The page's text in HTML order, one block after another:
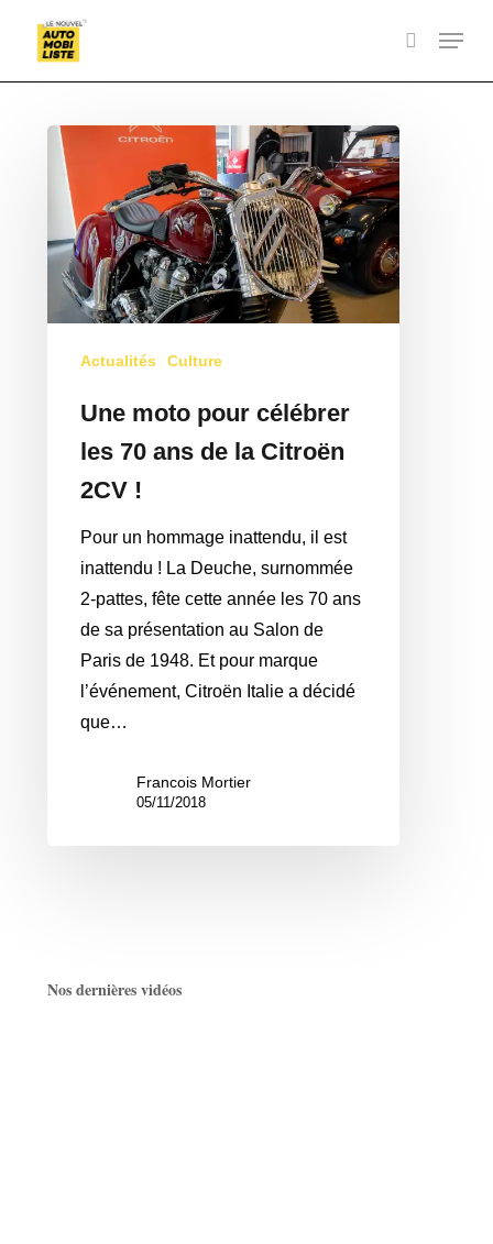
search
Menu
Une
moto
pour
célébrer
les
70
ans
Citroën
Actualités Culture
Une moto pour célébrer
les 70 ans de la Citroën
2CV !
Pour un hommage inattendu, il est
inattendu ! La Deuche, surnommée
2-pattes, fête cette année les 70 ans
de sa présentation au Salon de
Paris de 1948. Et pour marque
l’événement, Citroën Italie a décidé
que…
Francois Mortier
05/11/2018
Nos dernières vidéos